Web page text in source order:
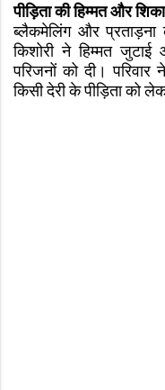
पीड़िता की हिम्मत और
ब्लैकमेलिंग और प्रताड़ना
किशोरी ने हिम्मत
परिजनों को दी।
किसी देरी के पीड़िता को